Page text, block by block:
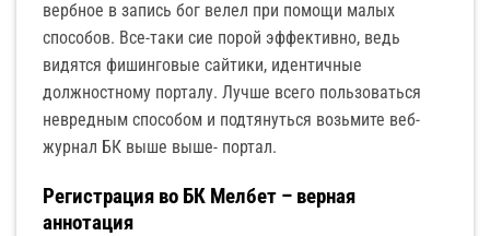
вербное в запись бог велел при помощи малых
способов. Все-таки сие порой эффективно, ведь
видятся фишинговые сайтики, идентичные
должностному порталу. Лучше всего пользоваться
невредным способом и подтянуться возьмите веб-
журнал БК выше выше- портал.
Регистрация во БК Мелбет – верная
аннотация